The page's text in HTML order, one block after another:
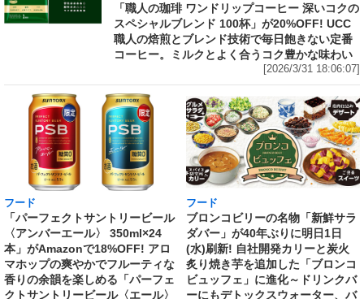
「職人の珈琲 ワンドリップコーヒー 深いコクの
スペシャルブレンド 100杯」が20%OFF! UCC
職人の焙煎とブレンド技術で毎日飽きない定番
コーヒー。ミルクとよく合うコク豊かな味わい
[2026/3/31 18:06:07]
フード
「パーフェクトサントリービール
〈アンバーエール〉 350ml×24
本」がAmazonで18%OFF! アロ
マホップの爽やかでフルーティな
香りの余韻を楽しめる「パーフェ
クトサントリービール〈エール〉
フード
ブロンコビリーの名物「新鮮サラ
ダバー」が40年ぶりに明日1日
(水)刷新! 自社開発カリーと炭火
炙り焼き芋を追加した「ブロンコ
ビュッフェ」に進化～ドリンクバ
ーにもデトックスウォーター、バ